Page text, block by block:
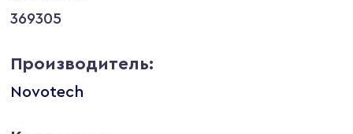
369305
Производитель:
Novotech